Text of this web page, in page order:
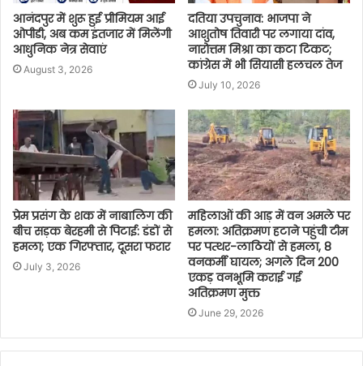
आनंदपुर में शुरू हुई प्रीमियम आई
ओपीडी, अब कम इंतजार में मिलेंगी
आधुनिक नेत्र सेवाएं
August 3, 2026
दतिया उपचुनाव: भाजपा ने
आशुतोष तिवारी पर लगाया दांव,
नारोत्तम मिश्रा का कटा टिकट;
कांग्रेस में भी सियासी हलचल तेज
July 10, 2026
प्रेम प्रसंग के शक में नाबालिग की
बीच सड़क बेरहमी से पिटाई: डंडों से
हमला; एक गिरफ्तार, दूसरा फरार
July 3, 2026
महिलाओं की आड़ में वन अमले पर
हमला: अतिक्रमण हटाने पहुंची टीम
पर पत्थर-लाठियों से हमला, 8
वनकर्मी घायल; अगले दिन 200
एकड़ वनभूमि कराई गई
अतिक्रमण मुक्त
June 29, 2026